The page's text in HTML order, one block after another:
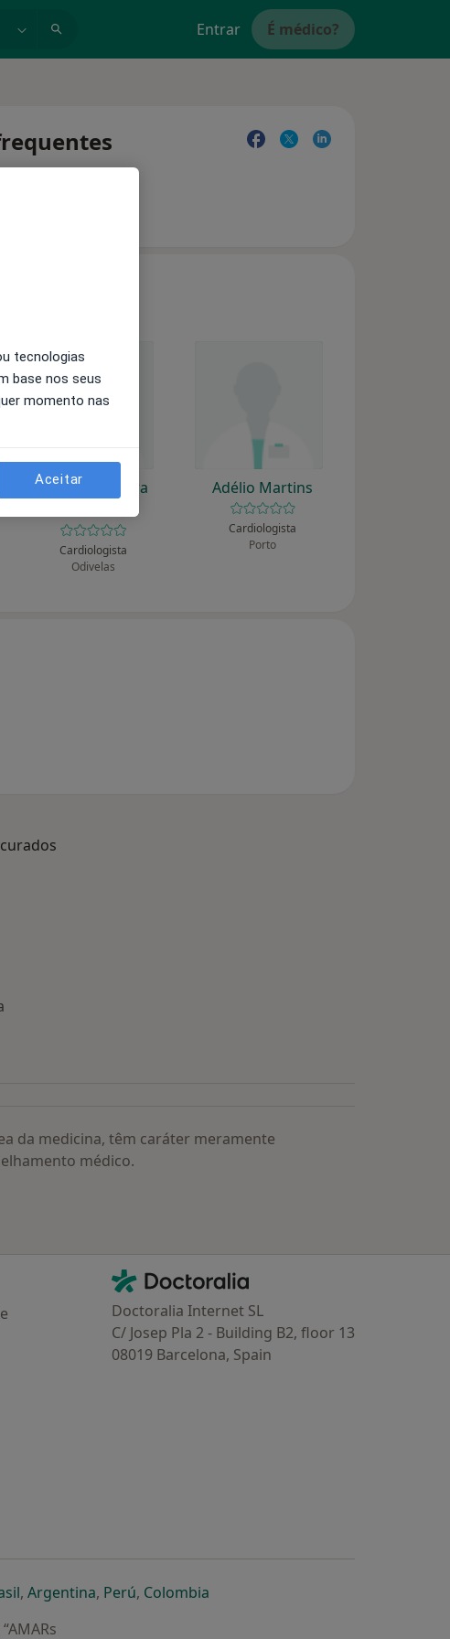
Entrar É médico?
Abílio A Ferreira
Cardiologista
Odivelas
Adélio Martins
Cardiologista
Porto
da medicina, têm caráter meramente
médico.
Contacto
Doctoralia - Homepage
Doctoralia Internet SL
C/ Josep Pla 2 - Building B2, floor 13
08019 Barcelona, Spain
separador
num novo separador
abre num novo separador
, Argentinaabre num novo separador
, Perúabre num novo separador
, Colombiaabre num novo separador
tecnologias
base nos seus
momento nas
Aceitar